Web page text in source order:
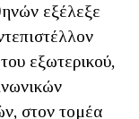
εξέλεξε
εξωτερικού,
στον τομέα